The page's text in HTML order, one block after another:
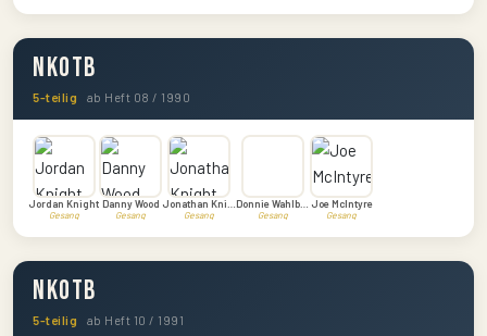
NKOTB
5-teilig ab Heft 08 / 1990
Jordan Knight
Gesang
Danny Wood
Gesang Gesang Gesang
Joe McIntyre
Gesang
NKOTB
5-teilig ab Heft 10 / 1991